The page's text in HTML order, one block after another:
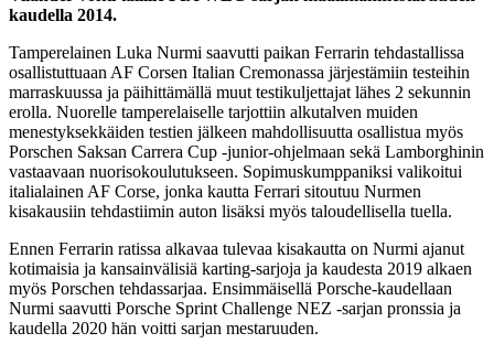
kaudella 2014.
Tamperelainen Luka Nurmi saavutti paikan Ferrarin tehdastallissa
osallistuttuaan AF Corsen Italian Cremonassa järjestämiin testeihin
marraskuussa ja päihittämällä muut testikuljettajat lähes 2 sekunnin
erolla. Nuorelle tamperelaiselle tarjottiin alkutalven muiden
menestyksekkäiden testien jälkeen mahdollisuutta osallistua myös
Porschen Saksan Carrera Cup -junior-ohjelmaan sekä Lamborghinin
vastaavaan nuorisokoulutukseen. Sopimuskumppaniksi valikoitui
italialainen AF Corse, jonka kautta Ferrari sitoutuu Nurmen
kisakausiin tehdastiimin auton lisäksi myös taloudellisella tuella.
Ennen Ferrarin ratissa alkavaa tulevaa kisakautta on Nurmi ajanut
kotimaisia ja kansainvälisiä karting-sarjoja ja kaudesta 2019 alkaen
myös Porschen tehdassarjaa. Ensimmäisellä Porsche-kaudellaan
Nurmi saavutti Porsche Sprint Challenge NEZ -sarjan pronssia ja
kaudella 2020 hän voitti sarjan mestaruuden.